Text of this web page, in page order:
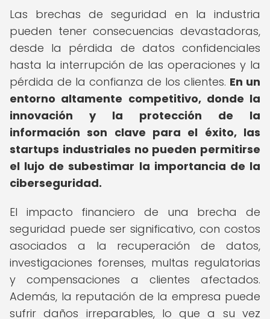
Las brechas de seguridad en la industria
pueden tener consecuencias devastadoras,
desde la pérdida de datos confidenciales
hasta la interrupción de las operaciones y la
pérdida de la confianza de los clientes. En un
entorno altamente competitivo, donde la
innovación y la protección de la
información son clave para el éxito, las
startups industriales no pueden permitirse
el lujo de subestimar la importancia de la
ciberseguridad.
El impacto financiero de una brecha de
seguridad puede ser significativo, con costos
asociados a la recuperación de datos,
investigaciones forenses, multas regulatorias
y compensaciones a clientes afectados.
Además, la reputación de la empresa puede
sufrir daños irreparables, lo que a su vez